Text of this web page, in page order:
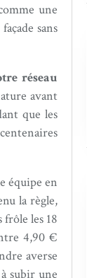
une
sans
réseau
avant
que les
équipe en
la règle,
les 18
4,90 €
averse
subir une